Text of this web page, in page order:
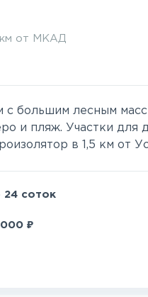
от МКАД
с большим лесным
и пляж. Участки для
в 1,5 км от
24 соток
000 ₽